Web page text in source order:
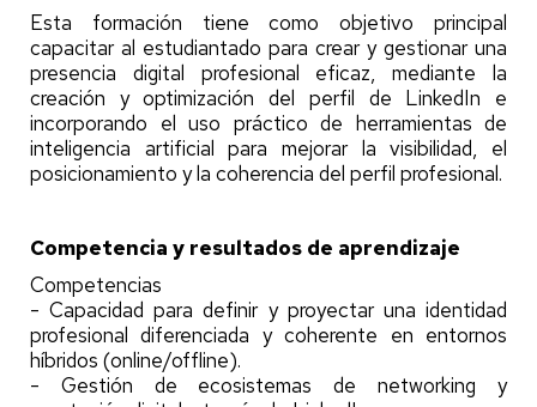
Esta formación tiene como objetivo principal
capacitar al estudiantado para crear y gestionar una
presencia digital profesional eficaz, mediante la
creación y optimización del perfil de LinkedIn e
incorporando el uso práctico de herramientas de
inteligencia artificial para mejorar la visibilidad, el
posicionamiento y la coherencia del perfil profesional.
Competencia y resultados de aprendizaje
Competencias
- Capacidad para definir y proyectar una identidad
profesional diferenciada y coherente en entornos
híbridos (online/offline).
- Gestión de ecosistemas de networking y